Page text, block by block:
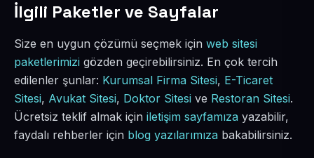
İlgili Paketler ve Sayfalar
Size en uygun çözümü seçmek için web sitesi
paketlerimizi gözden geçirebilirsiniz. En çok tercih
edilenler şunlar: Kurumsal Firma Sitesi, E-Ticaret
Sitesi, Avukat Sitesi, Doktor Sitesi ve Restoran Sitesi.
Ücretsiz teklif almak için iletişim sayfamıza yazabilir,
faydalı rehberler için blog yazılarımıza bakabilirsiniz.